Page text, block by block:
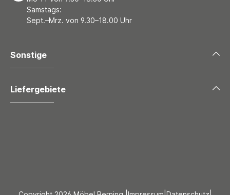
Samstags:
Sept.–Mrz. von 9.30–18.00 Uhr
Sonstige
Liefergebiete